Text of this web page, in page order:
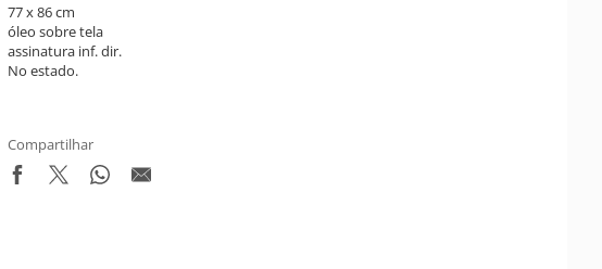
77 x 86 cm
óleo sobre tela
assinatura inf. dir.
No estado.
Compartilhar